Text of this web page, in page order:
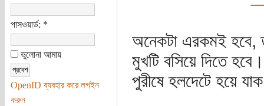
পাসওয়ার্ড: *
ভুলোনা আমায়
OpenID ব্যবহার করে লগইন
করুন
অনেকটা এরকমই হবে,
মুখটি বসিয়ে দিতে
পুরীষে হলদেটে হয়ে